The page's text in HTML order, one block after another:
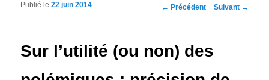
Navigation des articles
← Précédent Suivant →
Sur l’utilité (ou non) des
Publié le22 juin 2014